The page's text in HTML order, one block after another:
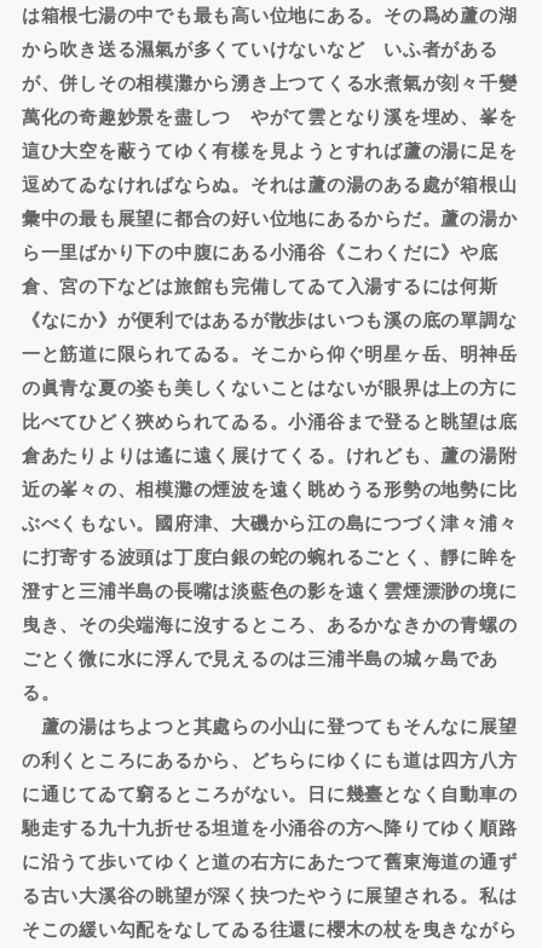
は箱根七湯の中でも最も高い位地にある。その爲め蘆の湖
から吹き送る濕氣が多くていけないなどゝいふ者がある
が、併しその相模灘から湧き上つてくる水煮氣が刻々千變
萬化の奇趣妙景を盡しつゝやがて雲となり溪を埋め、峯を
這ひ大空を蔽うてゆく有樣を見ようとすれば蘆の湯に足を
逗めてゐなければならぬ。それは蘆の湯のある處が箱根山
彙中の最も展望に都合の好い位地にあるからだ。蘆の湯か
ら一里ばかり下の中腹にある小涌谷《こわくだに》や底
倉、宮の下などは旅館も完備してゐて入湯するには何斯
《なにか》が便利ではあるが散歩はいつも溪の底の單調な
一と筋道に限られてゐる。そこから仰ぐ明星ヶ岳、明神岳
の眞青な夏の姿も美しくないことはないが眼界は上の方に
比べてひどく狹められてゐる。小涌谷まで登ると眺望は底
倉あたりよりは遙に遠く展けてくる。けれども、蘆の湯附
近の峯々の、相模灘の煙波を遠く眺めうる形勢の地勢に比
ぶべくもない。國府津、大磯から江の島につづく津々浦々
に打寄する波頭は丁度白銀の蛇の蜿れるごとく、靜に眸を
澄すと三浦半島の長嘴は淡藍色の影を遠く雲煙漂渺の境に
曳き、その尖端海に沒するところ、あるかなきかの青螺の
ごとく微に水に浮んで見えるのは三浦半島の城ヶ島であ
る。
蘆の湯はちよつと其處らの小山に登つてもそんなに展望
の利くところにあるから、どちらにゆくにも道は四方八方
に通じてゐて窮るところがない。日に幾臺となく自動車の
馳走する九十九折せる坦道を小涌谷の方へ降りてゆく順路
に沿うて歩いてゆくと道の右方にあたつて舊東海道の通ず
る古い大溪谷の眺望が深く抉つたやうに展望される。私は
そこの緩い勾配をなしてゐる往還に櫻木の杖を曳きながら